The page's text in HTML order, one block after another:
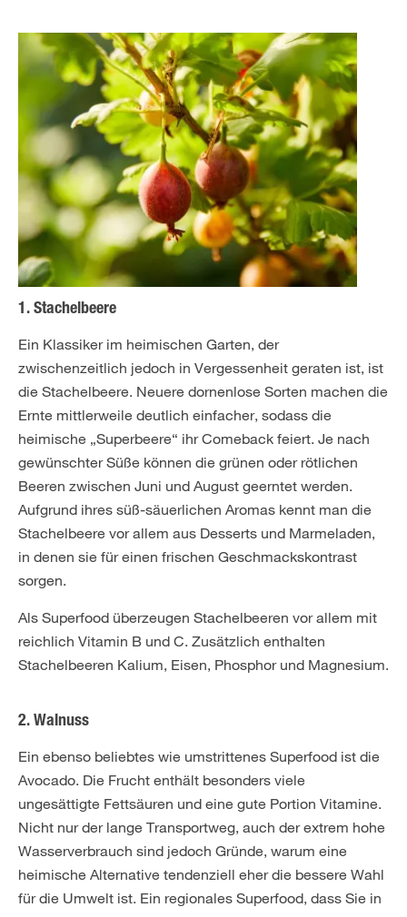
1. Stachelbeere
Ein Klassiker im heimischen Garten, der
zwischenzeitlich jedoch in Vergessenheit geraten ist, ist
die Stachelbeere. Neuere dornenlose Sorten machen die
Ernte mittlerweile deutlich einfacher, sodass die
heimische „Superbeere“ ihr Comeback feiert. Je nach
gewünschter Süße können die grünen oder rötlichen
Beeren zwischen Juni und August geerntet werden.
Aufgrund ihres süß-säuerlichen Aromas kennt man die
Stachelbeere vor allem aus Desserts und Marmeladen,
in denen sie für einen frischen Geschmackskontrast
sorgen.
Als Superfood überzeugen Stachelbeeren vor allem mit
reichlich Vitamin B und C. Zusätzlich enthalten
Stachelbeeren Kalium, Eisen, Phosphor und Magnesium.
2. Walnuss
Ein ebenso beliebtes wie umstrittenes Superfood ist die
Avocado. Die Frucht enthält besonders viele
ungesättigte Fettsäuren und eine gute Portion Vitamine.
Nicht nur der lange Transportweg, auch der extrem hohe
Wasserverbrauch sind jedoch Gründe, warum eine
heimische Alternative tendenziell eher die bessere Wahl
für die Umwelt ist. Ein regionales Superfood, dass Sie in